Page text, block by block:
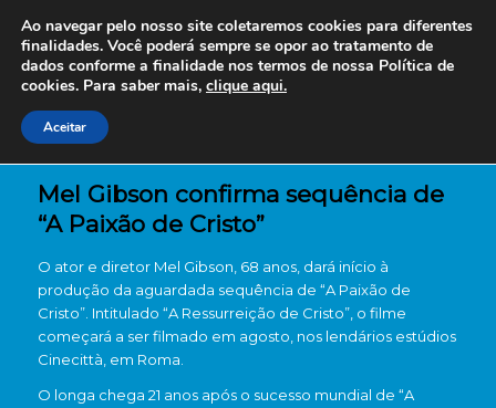
Mel Gibson confirma sequência de
“A Paixão de Cristo”
O ator e diretor Mel Gibson, 68 anos, dará início à
produção da aguardada sequência de “A Paixão de
Cristo”. Intitulado “A Ressurreição de Cristo”, o filme
começará a ser filmado em agosto, nos lendários estúdios
Cinecittà, em Roma.
O longa chega 21 anos após o sucesso mundial de “A
Ao navegar pelo nosso site coletaremos cookies para diferentes
finalidades. Você poderá sempre se opor ao tratamento de
dados conforme a finalidade nos termos de nossa Política de
cookies. Para saber mais, clique aqui.
Aceitar